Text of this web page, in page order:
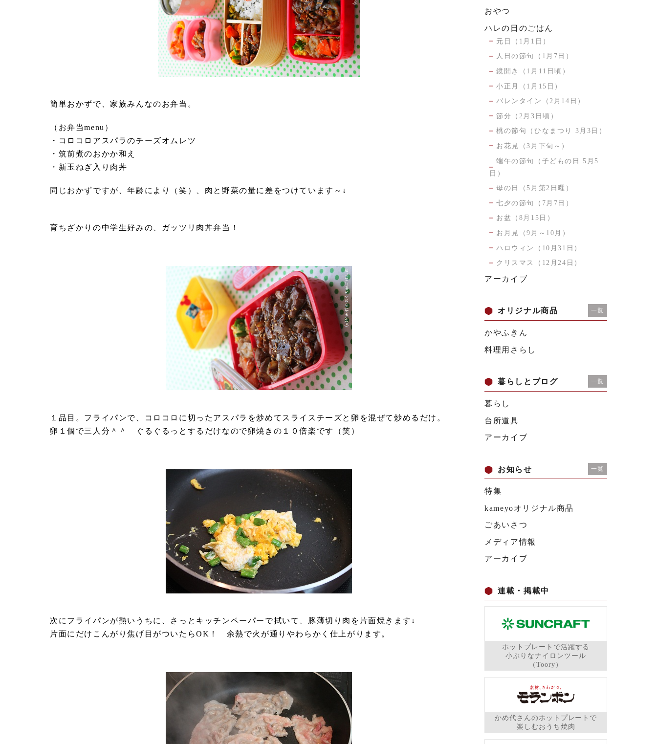
簡単おかずで、家族みんなのお弁当。
（お弁当menu）
・コロコロアスパラのチーズオムレツ
・筑前煮のおかか和え
・新玉ねぎ入り肉丼
同じおかずですが、年齢により（笑）、肉と野菜の量に差をつけています～↓
育ちざかりの中学生好みの、ガッツリ肉丼弁当！
１品目。フライパンで、コロコロに切ったアスパラを炒めてスライスチーズと卵を混ぜて炒めるだけ。
卵１個で三人分＾＾ ぐるぐるっとするだけなので卵焼きの１０倍楽です（笑）
次にフライパンが熱いうちに、さっとキッチンペーパーで拭いて、豚薄切り肉を片面焼きます↓
片面にだけこんがり焦げ目がついたらOK！ 余熱で火が通りやわらかく仕上がります。
おやつ
ハレの日のごはん
元日（1月1日）
人日の節句（1月7日）
鏡開き（1月11日頃）
小正月（1月15日）
バレンタイン（2月14日）
節分（2月3日頃）
桃の節句（ひなまつり 3月3日）
お花見（3月下旬～）
端午の節句（子どもの日 5月5
日）
母の日（5月第2日曜）
七夕の節句（7月7日）
お盆（8月15日）
お月見（9月～10月）
ハロウィン（10月31日）
クリスマス（12月24日）
アーカイブ
オリジナル商品 一覧
かやふきん
料理用さらし
暮らしとブログ 一覧
暮らし
台所道具
アーカイブ
お知らせ 一覧
特集
kameyoオリジナル商品
ごあいさつ
メディア情報
アーカイブ
連載・掲載中
ホットプレートで活躍する
小ぶりなナイロンツール
（Toory）
かめ代さんのホットプレートで
楽しむおうち焼肉